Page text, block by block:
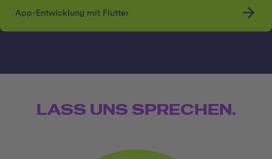
App-Entwicklung mit Flutter
LASS UNS SPRECHEN.